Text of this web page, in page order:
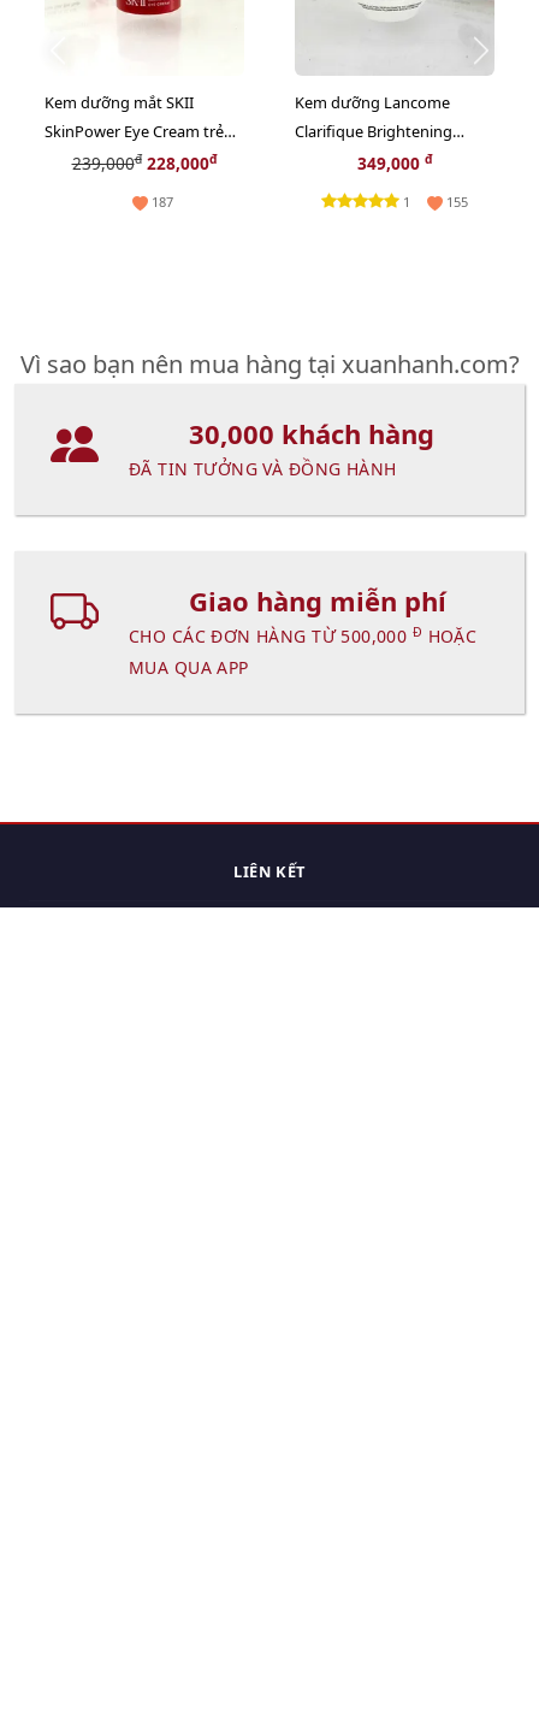
Kem dưỡng mắt SKII
SkinPower Eye Cream trẻ
hóa và săn chắc da vùng
239,000đ228,000đ
187
Kem dưỡng Lancome
Clarifique Brightening
trắng sáng nâng tông, se
mịn, 15ml
349,000 đ
1 155
Vì sao bạn nên mua hàng tại xuanhanh.com?
30,000 khách hàng
ĐÃ TIN TƯỞNG VÀ ĐỒNG HÀNH
Giao hàng miễn phí
CHO CÁC ĐƠN HÀNG TỪ 500,000 Đ HOẶC
MUA QUA APP
LIÊN KẾT